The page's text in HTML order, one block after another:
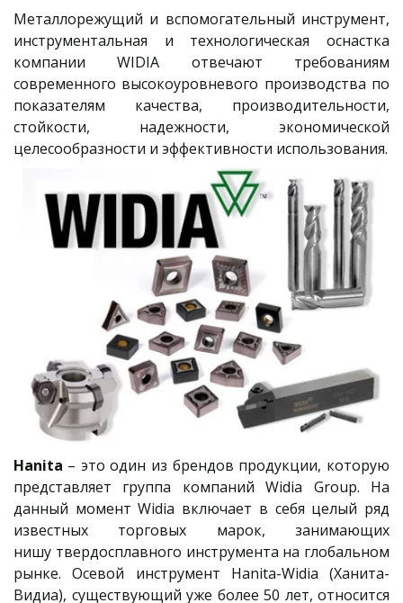
Металлорежущий и вспомогательный инструмент,
инструментальная и технологическая оснастка
компании WIDIA отвечают требованиям
современного высокоуровневого производства по
показателям качества, производительности,
стойкости, надежности, экономической
целесообразности и эффективности использования.
Hanita – это один из брендов продукции, которую
представляет группа компаний Widia Group. На
данный момент Widia включает в себя целый ряд
известных торговых марок, занимающих
нишу твердосплавного инструмента на глобальном
рынке. Осевой инструмент Hanita-Widia (Ханита-
Видиа), существующий уже более 50 лет, относится